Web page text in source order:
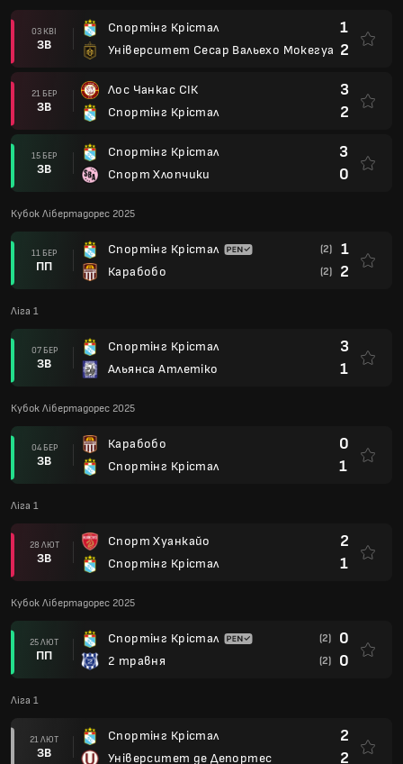
03 КВІ
ЗВ
Спортінг Крістал
Університет Сесар Вальехо Мокегуа
1
2
21 БЕР
ЗВ
Лос Чанкас СІК
Спортінг Крістал
3
2
15 БЕР
ЗВ
Спортінг Крістал
Спорт Хлопчики
3
0
Кубок Лібертадорес 2025
11 БЕР
ПП
Спортінг Крістал
Карабобо
(2) 1
(2) 2
Ліга 1
07 БЕР
ЗВ
Спортінг Крістал
Альянса Атлетіко
3
1
Кубок Лібертадорес 2025
04 БЕР
ЗВ
Карабобо
Спортінг Крістал
0
1
Ліга 1
28 ЛЮТ
ЗВ
Спорт Хуанкайо
Спортінг Крістал
2
1
Кубок Лібертадорес 2025
25 ЛЮТ
ПП
Спортінг Крістал
2 травня
(2) 0
(2) 0
Ліга 1
21 ЛЮТ
ЗВ
Спортінг Крістал
Університет де Депортес
2
2